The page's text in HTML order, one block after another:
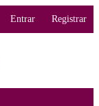
Entrar Registrar